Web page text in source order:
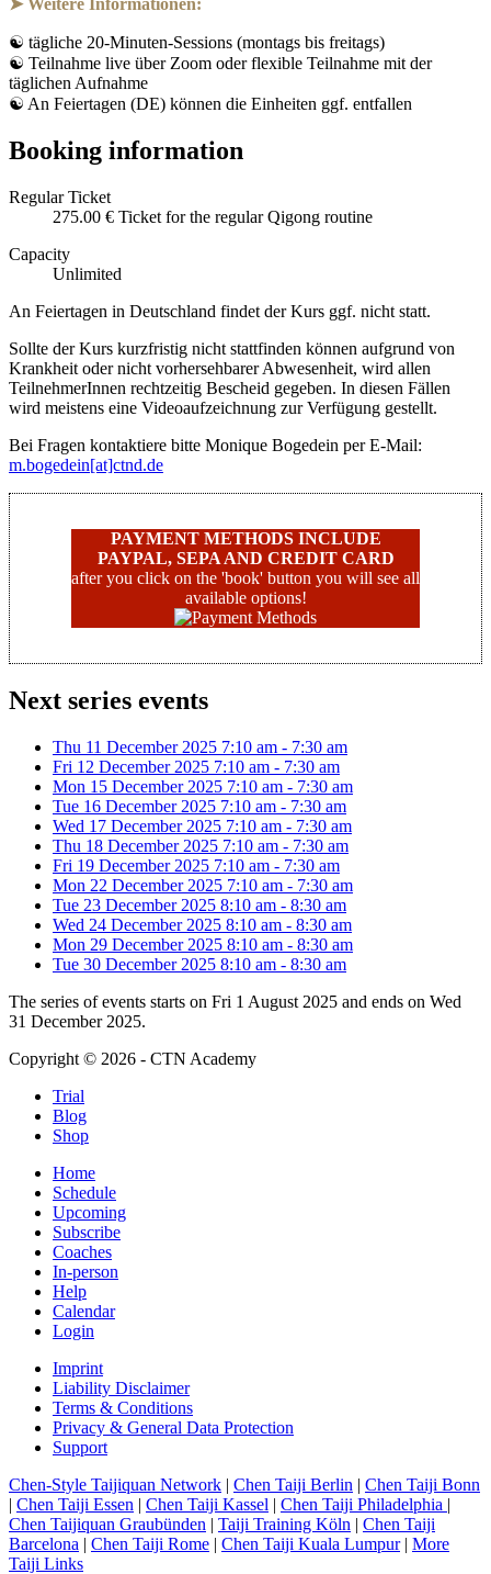
➤ Weitere Informationen:
☯ tägliche 20-Minuten-Sessions (montags bis freitags)
☯ Teilnahme live über Zoom oder flexible Teilnahme mit der
täglichen Aufnahme
☯ An Feiertagen (DE) können die Einheiten ggf. entfallen
Booking information
Regular Ticket
275.00 € Ticket for the regular Qigong routine
Capacity
Unlimited
An Feiertagen in Deutschland findet der Kurs ggf. nicht statt.
Sollte der Kurs kurzfristig nicht stattfinden können aufgrund von
Krankheit oder nicht vorhersehbarer Abwesenheit, wird allen
TeilnehmerInnen rechtzeitig Bescheid gegeben. In diesen Fällen
wird meistens eine Videoaufzeichnung zur Verfügung gestellt.
Bei Fragen kontaktiere bitte Monique Bogedein per E-Mail:
m.bogedein[at]ctnd.de
PAYMENT METHODS INCLUDE
PAYPAL, SEPA AND CREDIT CARD
after you click on the 'book' button you will see all
available options!
Next series events
Thu 11 December 2025 7:10 am - 7:30 am
Fri 12 December 2025 7:10 am - 7:30 am
Mon 15 December 2025 7:10 am - 7:30 am
Tue 16 December 2025 7:10 am - 7:30 am
Wed 17 December 2025 7:10 am - 7:30 am
Thu 18 December 2025 7:10 am - 7:30 am
Fri 19 December 2025 7:10 am - 7:30 am
Mon 22 December 2025 7:10 am - 7:30 am
Tue 23 December 2025 8:10 am - 8:30 am
Wed 24 December 2025 8:10 am - 8:30 am
Mon 29 December 2025 8:10 am - 8:30 am
Tue 30 December 2025 8:10 am - 8:30 am
The series of events starts on Fri 1 August 2025 and ends on Wed
31 December 2025.
Copyright © 2026 - CTN Academy
Trial
Blog
Shop
Home
Schedule
Upcoming
Subscribe
Coaches
In-person
Help
Calendar
Login
Imprint
Liability Disclaimer
Terms & Conditions
Privacy & General Data Protection
Support
Chen-Style Taijiquan Network | Chen Taiji Berlin | Chen Taiji Bonn
| Chen Taiji Essen | Chen Taiji Kassel | Chen Taiji Philadelphia |
Chen Taijiquan Graubünden | Taiji Training Köln | Chen Taiji
Barcelona | Chen Taiji Rome | Chen Taiji Kuala Lumpur| More
Taiji Links